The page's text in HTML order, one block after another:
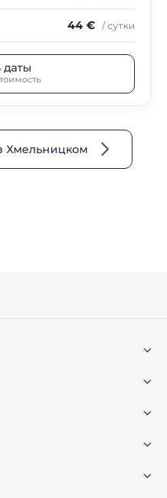
44 € / сутки
даты
Хмельницком